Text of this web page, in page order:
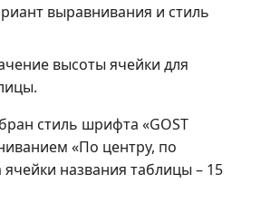
выравнивания и стиль
высоты ячейки для
стиль шрифта «GOST
«По центру, по
ячейки названия таблицы – 15